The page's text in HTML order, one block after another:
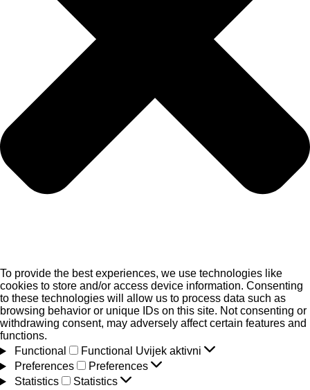
To provide the best experiences, we use technologies like
cookies to store and/or access device information. Consenting
to these technologies will allow us to process data such as
browsing behavior or unique IDs on this site. Not consenting or
withdrawing consent, may adversely affect certain features and
functions.
Functional
Functional Uvijek aktivni
Preferences
Preferences
Statistics
Statistics